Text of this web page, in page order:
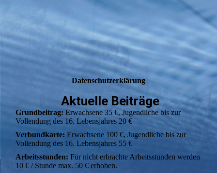
Datenschutzerklärung
Aktuelle Beiträge
Grundbeitrag: Erwachsene 35 €, Jugendliche bis zur
Vollendung des 16. Lebensjahres 20 €
Verbundkarte:Erwachsene 100 €, Jugendliche bis zur
Vollendung des 16. Lebensjahres 55 €
Arbeitsstunden: Für nicht erbrachte Arbeitsstunden werden
10 € / Stunde max. 50 € erhoben.